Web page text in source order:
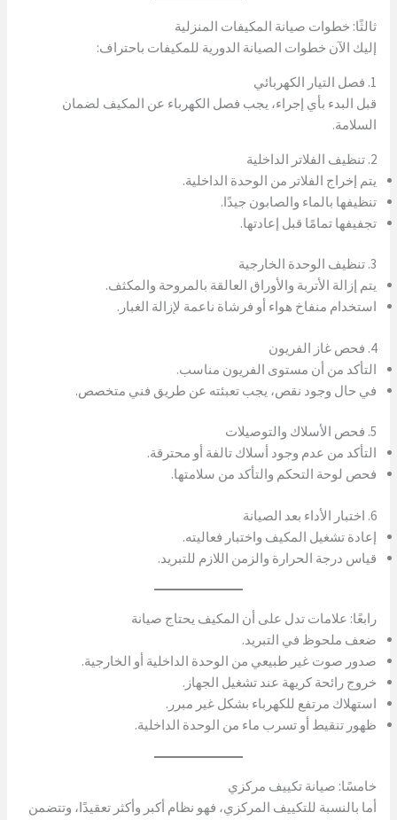
ثالثًا: خطوات صيانة المكيفات المنزلية
إليك الآن خطوات الصيانة الدورية للمكيفات باحتراف:
1. فصل التيار الكهربائي
قبل البدء بأي إجراء، يجب فصل الكهرباء عن المكيف لضمان
السلامة.
2. تنظيف الفلاتر الداخلية
يتم إخراج الفلاتر من الوحدة الداخلية.
تنظيفها بالماء والصابون جيدًا.
تجفيفها تمامًا قبل إعادتها.
3. تنظيف الوحدة الخارجية
يتم إزالة الأتربة والأوراق العالقة بالمروحة والمكثف.
استخدام منفاخ هواء أو فرشاة ناعمة لإزالة الغبار.
4. فحص غاز الفريون
التأكد من أن مستوى الفريون مناسب.
في حال وجود نقص، يجب تعبئته عن طريق فني متخصص.
5. فحص الأسلاك والتوصيلات
التأكد من عدم وجود أسلاك تالفة أو محترقة.
فحص لوحة التحكم والتأكد من سلامتها.
6. اختبار الأداء بعد الصيانة
إعادة تشغيل المكيف واختبار فعاليته.
قياس درجة الحرارة والزمن اللازم للتبريد.
رابعًا: علامات تدل على أن المكيف يحتاج صيانة
ضعف ملحوظ في التبريد.
صدور صوت غير طبيعي من الوحدة الداخلية أو الخارجية.
خروج رائحة كريهة عند تشغيل الجهاز.
استهلاك مرتفع للكهرباء بشكل غير مبرر.
ظهور تنقيط أو تسرب ماء من الوحدة الداخلية.
خامسًا: صيانة تكييف مركزي
أما بالنسبة للتكييف المركزي، فهو نظام أكبر وأكثر تعقيدًا، وتتضمن